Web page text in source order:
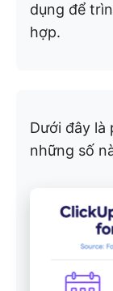
dụng để
hợp.
Dưới đây là
những số